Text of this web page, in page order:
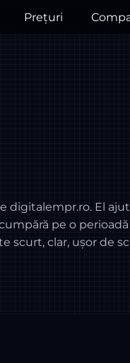
Prețuri
El
pe o
clar, ușor de